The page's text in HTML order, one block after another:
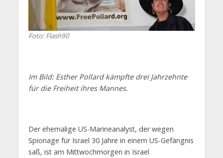
Foto: Flash90
Im Bild: Esther Pollard kämpfte drei Jahrzehnte
für die Freiheit ihres Mannes.
Der ehemalige US-Marineanalyst, der wegen
Spionage für Israel 30 Jahre in einem US-Gefängnis
saß, ist am Mittwochmorgen in Israel